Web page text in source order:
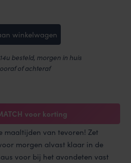
winkelwagen
besteld, morgen in huis
of achteraf
voor korting
maaltijden van tevoren! Zet
morgen alvast klaar in de
voor bij het avondeten vast